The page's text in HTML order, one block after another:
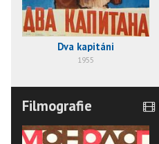
Dva kapitáni
1955
Filmografie